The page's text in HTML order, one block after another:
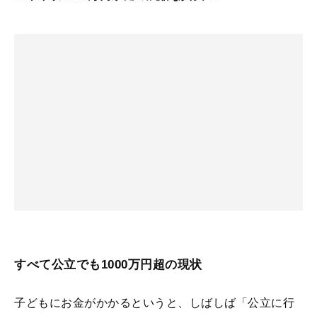
すべて公立でも1000万円超の現状
子どもにお金がかかるというと、しばしば「公立に行